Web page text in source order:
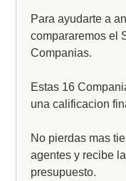
Para ayudarte a
compararemos el
Companias.
Estas 16
una calificacion
No pierdas mas
agentes y recibe
presupuesto.